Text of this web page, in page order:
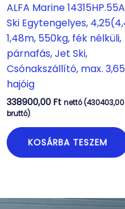
ALFA Marine
Ski Egytengelyes,
1,48m, 550kg, fék nélküli,
párnafás, Jet Ski,
Csónakszállító, max.
hajóig
338900,00Ft nettó (
bruttó)
KOSÁRBA TESZEM